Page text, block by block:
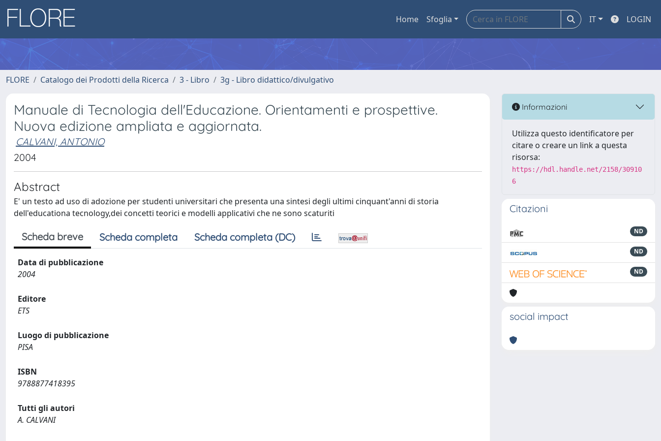
Home Sfoglia IT LOGIN
FLORE Catalogo dei Prodotti della Ricerca 3 - Libro 3g - Libro didattico/divulgativo
Manuale di Tecnologia dell'Educazione. Orientamenti e prospettive.
Nuova edizione ampliata e aggiornata.
CALVANI, ANTONIO
2004
Abstract
E' un testo ad uso di adozione per studenti universitari che presenta una sintesi degli ultimi cinquant'anni di storia
dell'educationa tecnology,dei concetti teorici e modelli applicativi che ne sono scaturiti
Scheda breve Scheda completa Scheda completa (DC)
Data di pubblicazione
2004
Editore
ETS
Luogo di pubblicazione
PISA
ISBN
9788877418395
Tutti gli autori
A. CALVANI
Informazioni
Utilizza questo identificatore per
citare o creare un link a questa
risorsa:
https://hdl.handle.net/2158/30910
6
Citazioni
ND
ND
ND
social impact